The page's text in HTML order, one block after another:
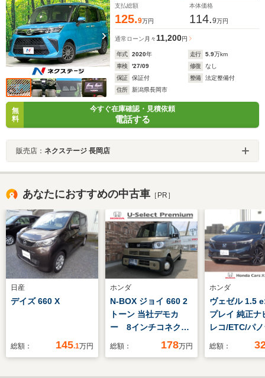
支払総額
125.9万円
本体価格
114.9万円
通常ローン 月々 11,200円
年式 2020年 走行 5.9万km
車検
'27/09 修復
なし
保証
保証付 整備
法定整備付
住所
新潟県長岡市
無
料
今すぐ在庫確認・見積依頼
電話する
販売店： ネクステージ 長岡店
あなたにおすすめの中古車 ［PR］
日産
デイズ 660 X
総額： 145.1万円
ホンダ
N-BOX ジョイ 660 2
トーン 当社デモカ
ー 8インチコネクト
ナビ ETC 左側パワ
総額： 178万円
ホンダ
ヴェゼル 1.5
プレイ 純正ナ
レコ/ETC/パ
総額：